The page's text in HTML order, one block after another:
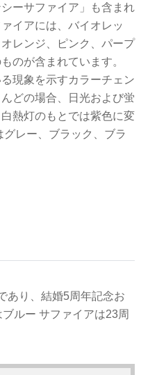
ーサファイア」も含まれ
イアには、バイオレッ
レンジ、ピンク、パープ
のが含まれています。
現象を示すカラーチェン
どの場合、日光および蛍
熱灯のもとでは紫色に変
レー、ブラック、ブラ
あり、結婚5周年記念お
ルー サファイアは23周